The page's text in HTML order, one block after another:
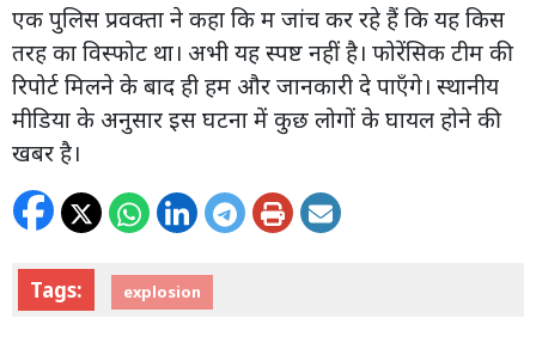
एक पुलिस प्रवक्ता ने कहा कि म जांच कर रहे हैं कि यह किस
तरह का विस्फोट था। अभी यह स्पष्ट नहीं है। फोरेंसिक टीम की
रिपोर्ट मिलने के बाद ही हम और जानकारी दे पाएँगे। स्थानीय
मीडिया के अनुसार इस घटना में कुछ लोगों के घायल होने की
खबर है।
Tags: explosion